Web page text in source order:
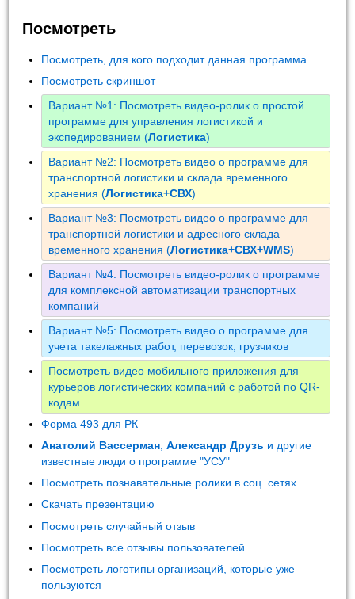
Посмотреть
Посмотреть, для кого подходит данная программа
Посмотреть скриншот
Вариант №1: Посмотреть видео-ролик о простой
программе для управления логистикой и
экспедированием (Логистика)
Вариант №2: Посмотреть видео о программе для
транспортной логистики и склада временного
хранения (Логистика+СВХ)
Вариант №3: Посмотреть видео о программе для
транспортной логистики и адресного склада
временного хранения (Логистика+СВХ+WMS)
Вариант №4: Посмотреть видео-ролик о программе
для комплексной автоматизации транспортных
компаний
Вариант №5: Посмотреть видео о программе для
учета такелажных работ, перевозок, грузчиков
Посмотреть видео мобильного приложения для
курьеров логистических компаний с работой по QR-
кодам
Форма 493 для РК
Анатолий Вассерман ,Александр Друзь и другие
известные люди о программе "УСУ"
Посмотреть познавательные ролики в соц. сетях
Скачать презентацию
Посмотреть случайный отзыв
Посмотреть все отзывы пользователей
Посмотреть логотипы организаций, которые уже
пользуются